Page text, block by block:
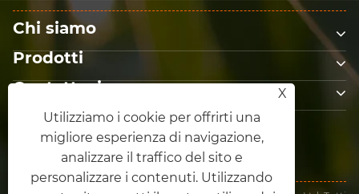
Chi siamo
Prodotti
Contattaci
SEGUICI
X
Utilizziamo i cookie per offrirti una
migliore esperienza di navigazione,
analizzare il traffico del sito e
personalizzare i contenuti. Utilizzando